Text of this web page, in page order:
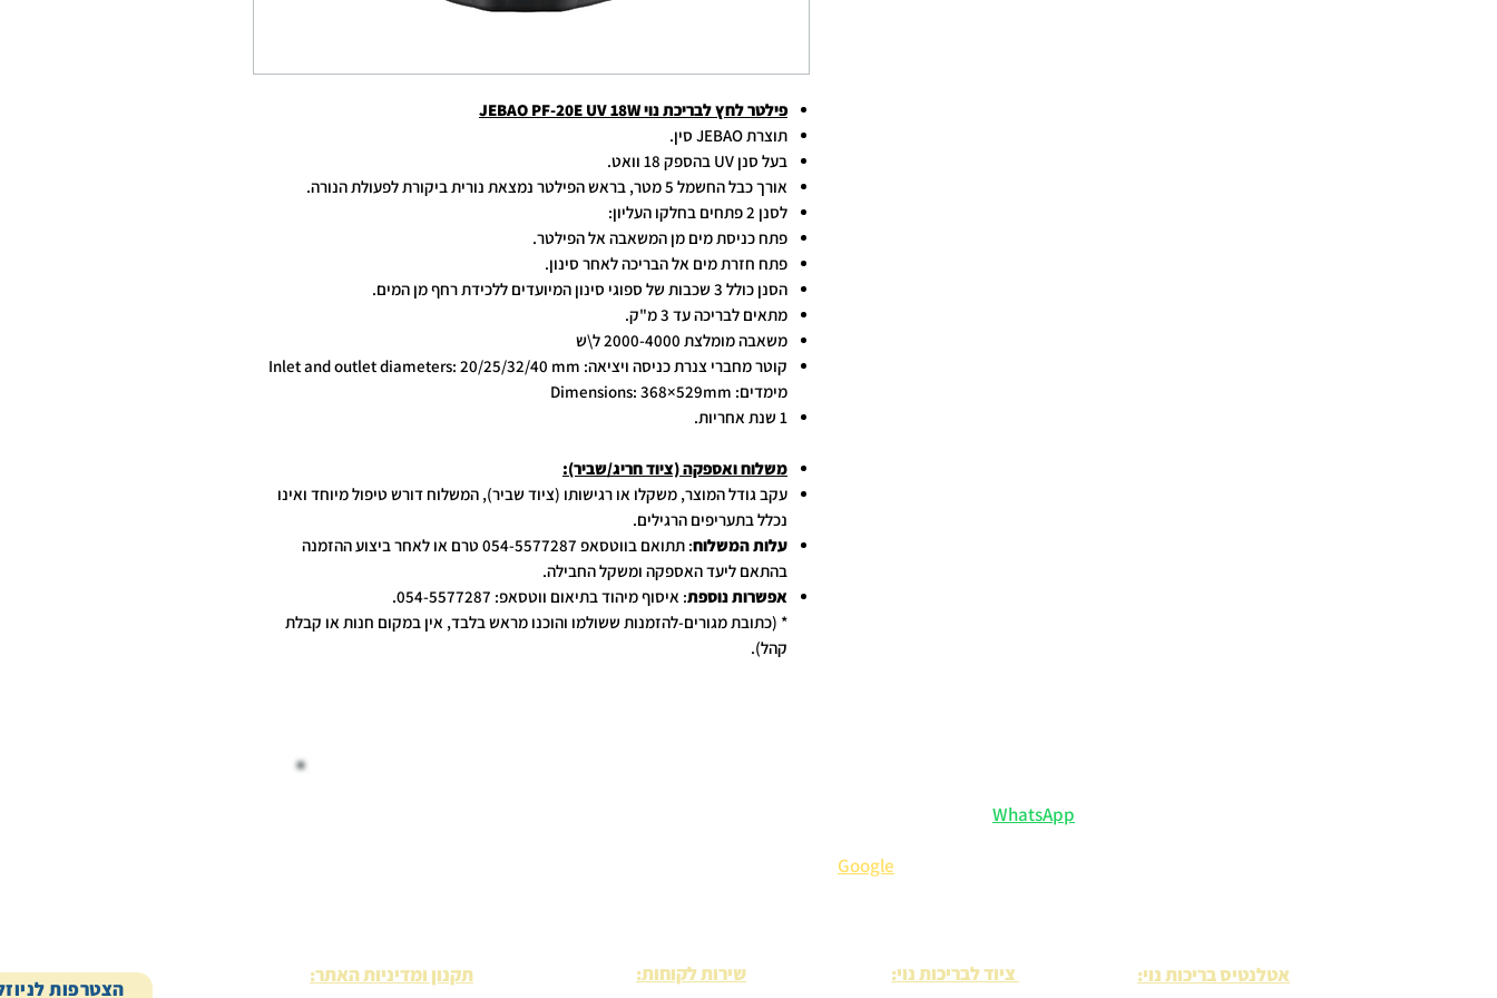
פילטר לחץ לבריכת נוי JEBAO PF-20E UV 18W
תוצרת JEBAO סין.
בעל סנן UV בהספק 18 וואט.
אורך כבל החשמל 5 מטר, בראש הפילטר נמצאת נורית ביקורת לפעולת הנורה.
לסנן 2 פתחים בחלקו העליון:
פתח כניסת מים מן המשאבה אל הפילטר.
פתח חזרת מים אל הבריכה לאחר סינון.
הסנן כולל 3 שכבות של ספוגי סינון המיועדים ללכידת רחף מן המים.
מתאים לבריכה עד 3 מ"ק.
משאבה מומלצת 2000-4000 ל\ש
קוטר מחברי צנרת כניסה ויציאה: Inlet and outlet diameters: 20/25/32/40 mm
מימדים: Dimensions: 368×529mm
1 שנת אחריות.
משלוח ואספקה (ציוד חריג/שביר):
עקב גודל המוצר, משקלו או רגישותו (ציוד שביר), המשלוח דורש טיפול מיוחד ואינו
נכלל בתעריפים הרגילים.
עלות המשלוח
: תתואם בווטסאפ 054-5577287 טרם או לאחר ביצוע ההזמנה
בהתאם ליעד האספקה ומשקל החבילה.
אפשרות נוספת: איסוף מיהוד בתיאום ווטסאפ: 054-5577287.
* (כתובת מגורים-להזמנות ששולמו והוכנו מראש בלבד, אין במקום חנות או קבלת
קהל).
WhatsApp
Google
הצטרפות
תקנון ומדיניות האתר: שירות לקוחות: ציוד לבריכות נוי: אטלנטיס בריכות נוי: